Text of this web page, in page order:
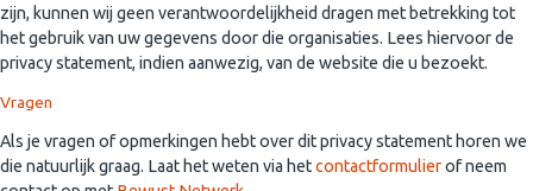
zijn, kunnen wij geen verantwoordelijkheid dragen met betrekking tot
het gebruik van uw gegevens door die organisaties. Lees hiervoor de
privacy statement, indien aanwezig, van de website die u bezoekt.
Vragen
Als je vragen of opmerkingen hebt over dit privacy statement horen we
die natuurlijk graag. Laat het weten via hetcontactformulierof neem